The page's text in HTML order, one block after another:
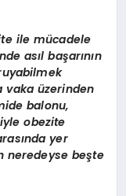
ile mücadele
asıl başarının
vaka üzerinden
balonu,
obezite
yer
neredeyse beşte